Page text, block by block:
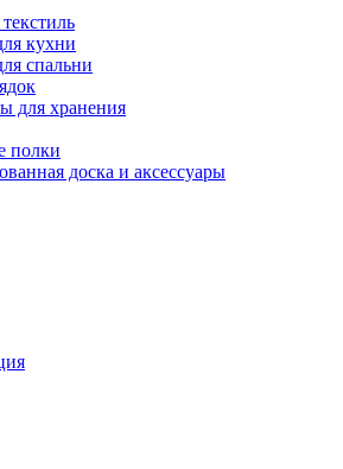
кухни
спальни
для хранения
полки
доска и аксессуары